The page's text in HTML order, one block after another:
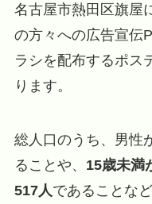
名古屋市熱田区旗屋
の方々への広告宣伝
ラシを配布するポス
ります。
総人口のうち、男性
ることや、 15歳未満
517人 であることな